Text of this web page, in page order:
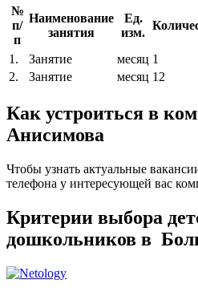
№
п/
п
Наименование
занятия
Ед.
изм.
1.
Занятие месяц 1
2.
Занятие месяц 12
Как устроиться в
Анисимова
Чтобы узнать актуальные
телефона у интересующей вас
Критерии выбора
дошкольников в